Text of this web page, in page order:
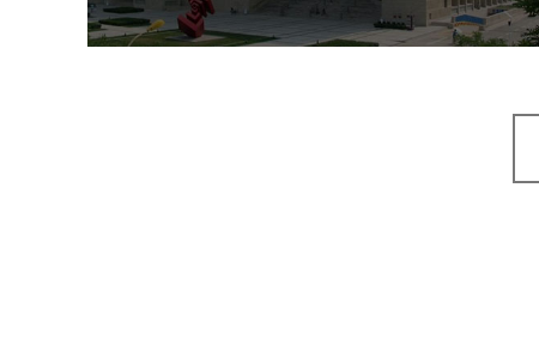
企业展厅设计
公司展厅设计